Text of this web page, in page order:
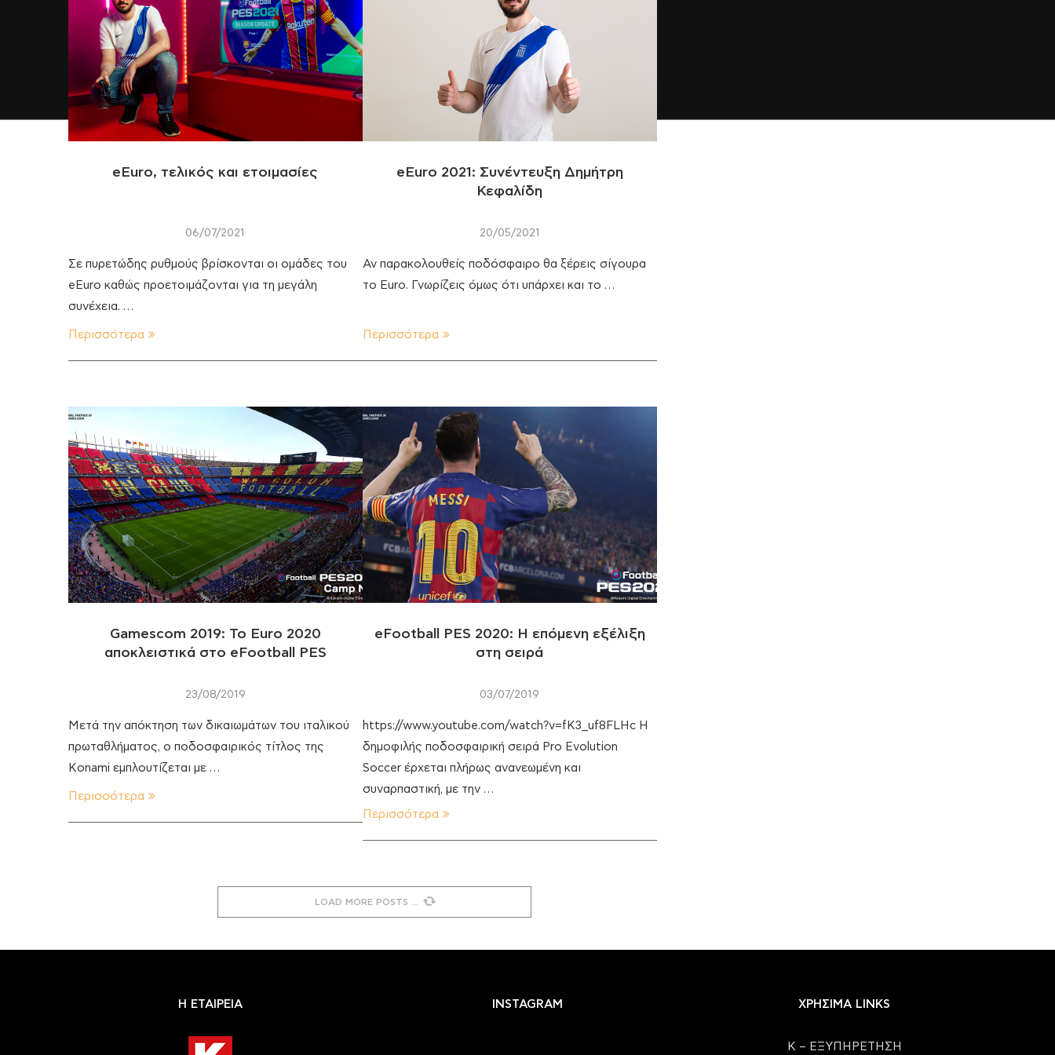
eEuro, τελικός και ετοιμασίες
06/07/2021
Σε πυρετώδης ρυθμούς βρίσκονται οι ομάδες του
eEuro καθώς προετοιμάζονται για τη μεγάλη
συνέχεια. …
Περισσότερα
eEuro 2021: Συνέντευξη Δημήτρη
Κεφαλίδη
20/05/2021
Αν παρακολουθείς ποδόσφαιρο θα ξέρεις σίγουρα
το Euro. Γνωρίζεις όμως ότι υπάρχει και το …
Περισσότερα
Gamescom 2019: Το Euro 2020
αποκλειστικά στο eFootball PES
23/08/2019
Μετά την απόκτηση των δικαιωμάτων του ιταλικού
πρωταθλήματος, ο ποδοσφαιρικός τίτλος της
Konami εμπλουτίζεται με …
Περισσότερα
eFootball PES 2020: Η επόμενη εξέλιξη
στη σειρά
03/07/2019
https://www.youtube.com/watch?v=fK3_uf8FLHc Η
δημοφιλής ποδοσφαιρική σειρά Pro Evolution
Soccer έρχεται πλήρως ανανεωμένη και
συναρπαστική, με την …
Περισσότερα
LOAD MORE POSTS
Η ΕΤΑΙΡΕΙΑ INSTAGRAM ΧΡΗΣΙΜΑ LINKS
Κ – ΕΞΥΠΗΡΕΤΗΣΗ